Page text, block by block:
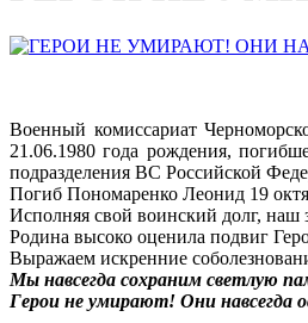
Военный комиссариат
21.06.1980 года рождения,
подразделения ВС Российской
Погиб Пономаренко Леонид 19
Исполняя свой воинский долг, наш
Родина высоко оценила подвиг
Выражаем искренние
Мы навсегда сохраним светлую
Герои не умирают! Они навсегда